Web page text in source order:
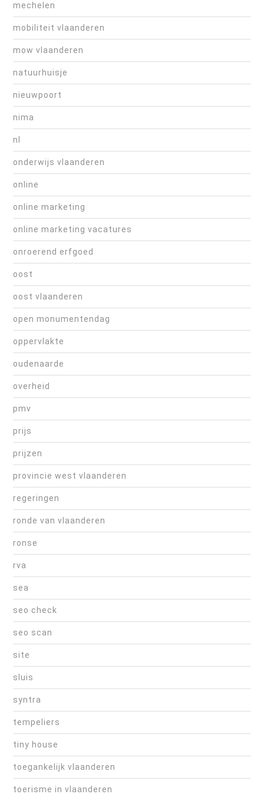
mechelen
mobiliteit vlaanderen
mow vlaanderen
natuurhuisje
nieuwpoort
nima
nl
onderwijs vlaanderen
online
online marketing
online marketing vacatures
onroerend erfgoed
oost
oost vlaanderen
open monumentendag
oppervlakte
oudenaarde
overheid
pmv
prijs
prijzen
provincie west vlaanderen
regeringen
ronde van vlaanderen
ronse
rva
sea
seo check
seo scan
site
sluis
syntra
tempeliers
tiny house
toegankelijk vlaanderen
toerisme in vlaanderen